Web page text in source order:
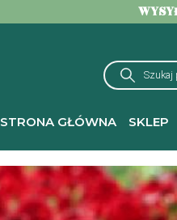
produktów
STRONA GŁÓWNA SKLEP
Strona główna-Byliny wieloletnie